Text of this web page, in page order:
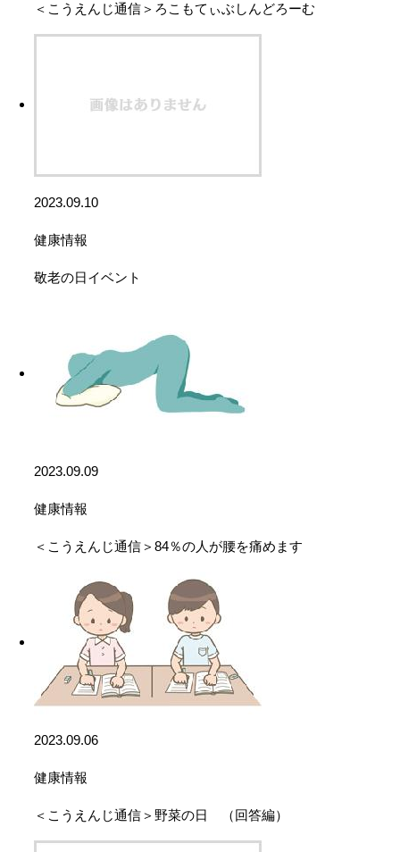
＜こうえんじ通信＞ろこもてぃぶしんどろーむ
2023.09.10
健康情報
敬老の日イベント
2023.09.09
健康情報
＜こうえんじ通信＞84％の人が腰を痛めます
2023.09.06
健康情報
＜こうえんじ通信＞野菜の日 （回答編）